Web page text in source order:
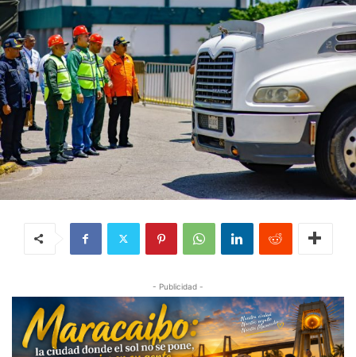
- Publicidad -